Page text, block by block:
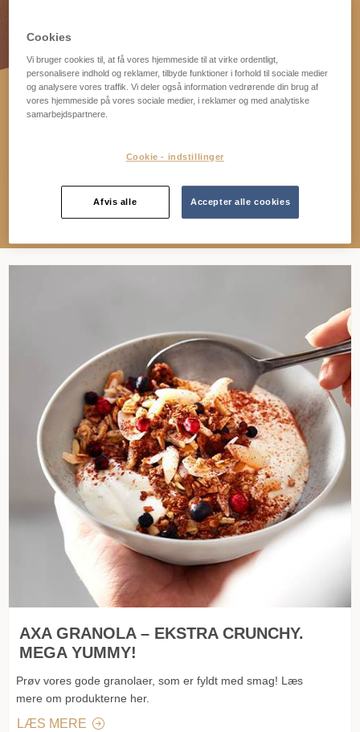
NYHED!
lys og mørk belgisk chokolade, der giver en
LÆS MERE HER
AXA GRANOLA – EKSTRA CRUNCHY.
MEGA YUMMY!
Prøv vores gode granolaer, som er fyldt med smag! Læs
mere om produkterne her.
LÆS MERE
Cookies
Vi bruger cookies til, at få vores hjemmeside til at virke ordentligt,
personalisere indhold og reklamer, tilbyde funktioner i forhold til sociale medier
og analysere vores traffik. Vi deler også information vedrørende din brug af
vores hjemmeside på vores sociale medier, i reklamer og med analytiske
samarbejdspartnere.
Cookie - indstillinger
Afvis alle Accepter alle cookies